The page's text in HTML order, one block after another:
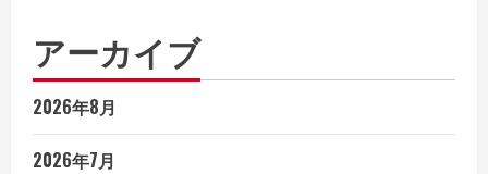
アーカイブ
2026年8月
2026年7月